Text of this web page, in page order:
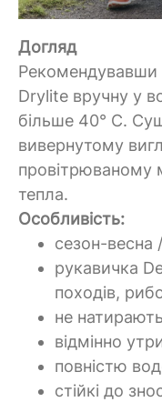
Догляд
Рекомендувавши
Drylite вручну у
більше 40° C.
вивернутому
провітрюваному
тепла.
Особливість:
сезон-весна
рукавичка
походів,
не
відмінно
повністю
стійкі до